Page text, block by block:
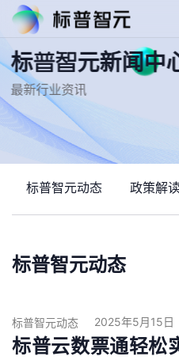
标普智元新闻中
最新行业资讯
标普智元动态 政策解
标普智元动态
标普智元动态 2025年5月15日
标普云数票通轻松